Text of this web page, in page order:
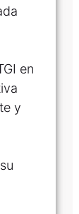
en
y